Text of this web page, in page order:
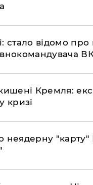
стало відомо про
Кремля:
кризі
неядерну "карту"